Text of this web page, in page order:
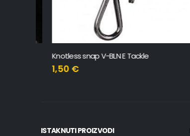
Knotless snap V-BLN E Tackle
1,50€
ISTAKNUTI PROIZVODI